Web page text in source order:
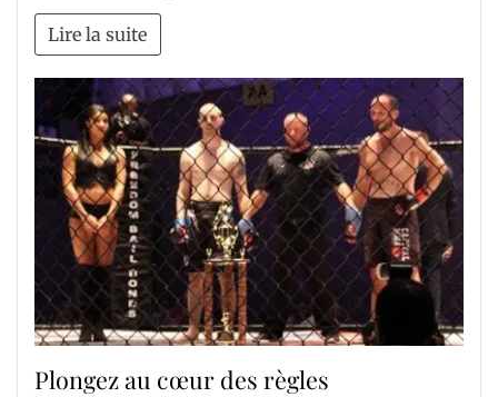
Lire la suite
Plongez au cœur des règles